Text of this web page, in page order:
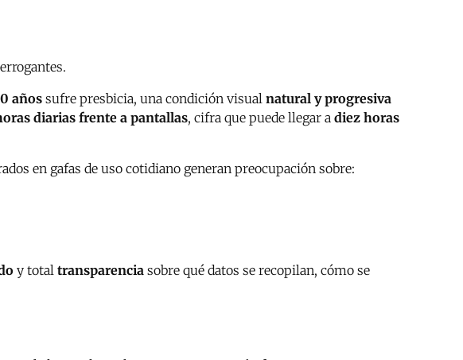
años sufre presbicia, una condición visual natural y progresiva
diarias frente a pantallas, cifra que puede llegar a diez horas
en gafas de uso cotidiano generan preocupación sobre:
y total transparencia sobre qué datos se recopilan, cómo se